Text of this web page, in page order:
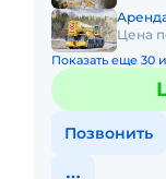
Цена
Показать еще 30
Позвонить